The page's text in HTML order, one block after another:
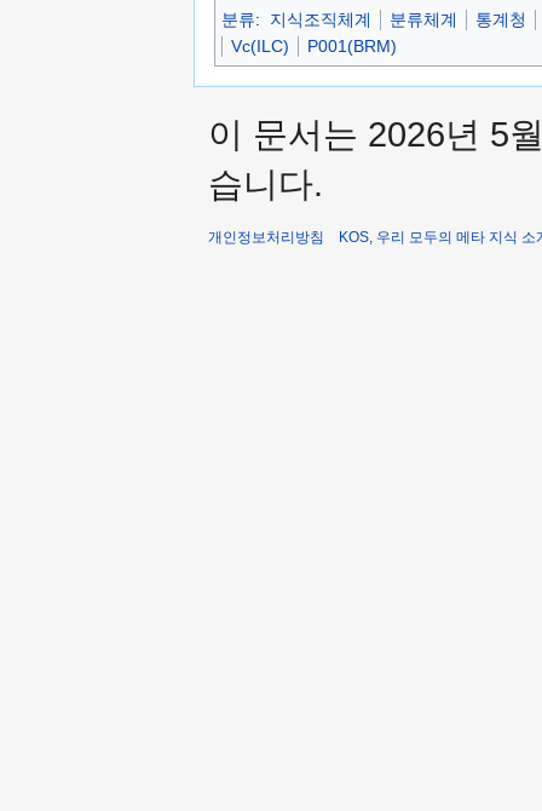
분류: 지식조직체계 분류체계
통계청
Vc(ILC)
P001(BRM)
이 문서는 2026년 5
습니다.
개인정보처리방침 KOS, 우리 모두의 메타 지식 소